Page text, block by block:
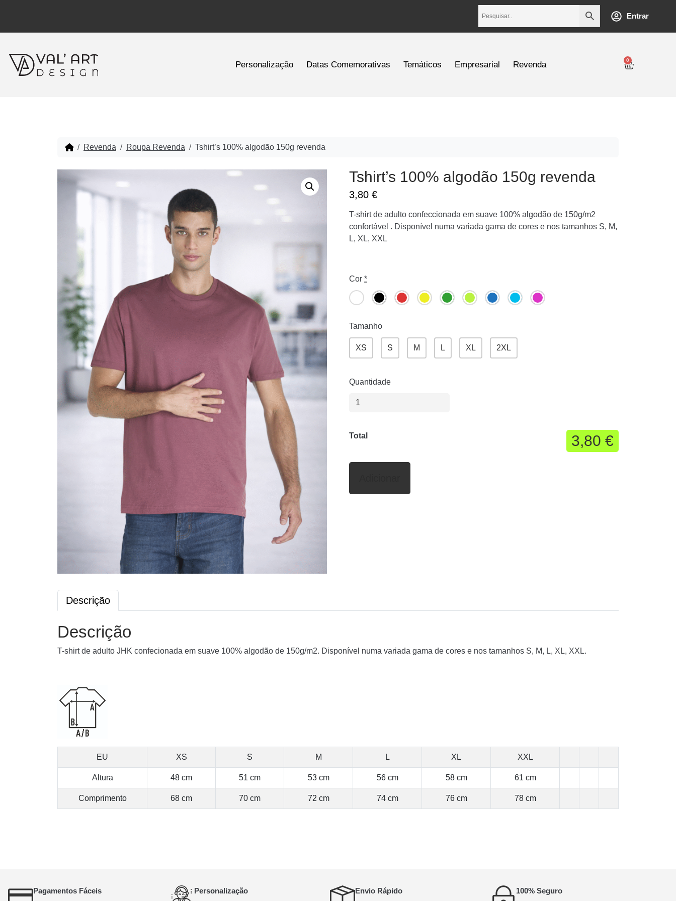
Entrar
Personalização Datas Comemorativas Temáticos Empresarial Revenda 0
Revenda Roupa Revenda Tshirt’s 100% algodão 150g revenda
Tshirt’s 100% algodão 150g revenda
3,80€
T-shirt de adulto confeccionada em suave 100% algodão de 150g/m2
confortável . Disponível numa variada gama de cores e nos tamanhos S, M,
L, XL, XXL
Cor *
Tamanho
XS S M L XL 2XL
Quantidade
Total 3,80 €
Descrição
Descrição
T-shirt de adulto JHK confecionada em suave 100% algodão de 150g/m2. Disponível numa variada gama de cores e nos tamanhos S, M, L, XL, XXL.
EU XS S M L XL XXL
Altura 48 cm 51 cm 53 cm 56 cm 58 cm 61 cm
Comprimento 68 cm 70 cm 72 cm 74 cm 76 cm 78 cm
Pagamentos Fáceis Personalização Envio Rápido 100% Seguro